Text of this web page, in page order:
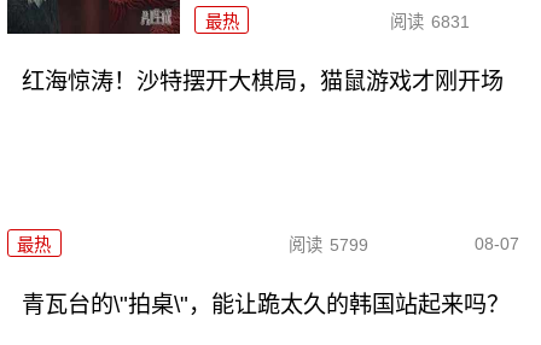
最热 阅读 6831
红海惊涛！沙特摆开大棋局，猫鼠游戏才刚开场
最热 阅读 5799 08-07
青瓦台的\"拍桌\"，能让跪太久的韩国站起来吗？